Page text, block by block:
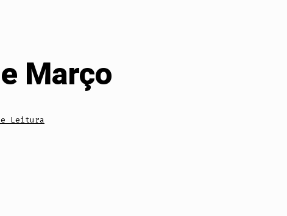
Março
Leitura